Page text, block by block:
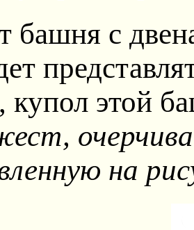
башня с
купол этой
на